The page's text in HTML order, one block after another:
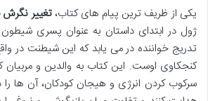
یکی از ظریف ترین پیام های کتاب،تغییر
ژول در ابتدای داستان به عنوان پسری
تدریج خواننده در می یابد که این شیطنت در
کنجکاوی اوست. این کتاب به والدین و
سرکوب کردن انرژی و هیجان کودکان، آن ها